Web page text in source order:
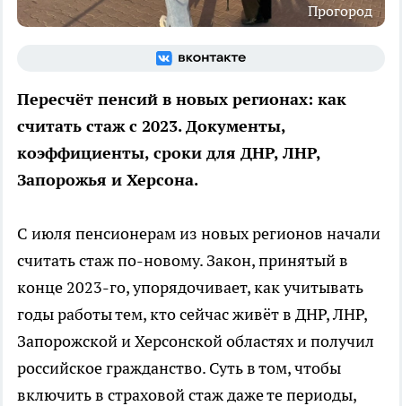
Прогород
Пересчёт пенсий в новых регионах: как
считать стаж с 2023. Документы,
коэффициенты, сроки для ДНР, ЛНР,
Запорожья и Херсона.
С июля пенсионерам из новых регионов начали
считать стаж по-новому. Закон, принятый в
конце 2023-го, упорядочивает, как учитывать
годы работы тем, кто сейчас живёт в ДНР, ЛНР,
Запорожской и Херсонской областях и получил
российское гражданство. Суть в том, чтобы
включить в страховой стаж даже те периоды,